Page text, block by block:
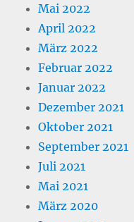
Mai 2022
April 2022
März 2022
Februar 2022
Januar 2022
Dezember 2021
Oktober 2021
September 2021
Juli 2021
Mai 2021
März 2020